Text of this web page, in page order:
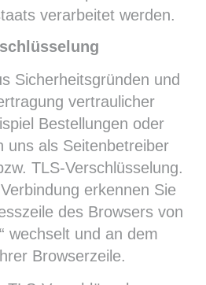
verarbeitet werden.
Sicherheitsgründen und
vertraulicher
Bestellungen oder
uns als Seitenbetreiber
TLS-Verschlüsselung.
erkennen Sie
des Browsers von
wechselt und an dem
Browserzeile.